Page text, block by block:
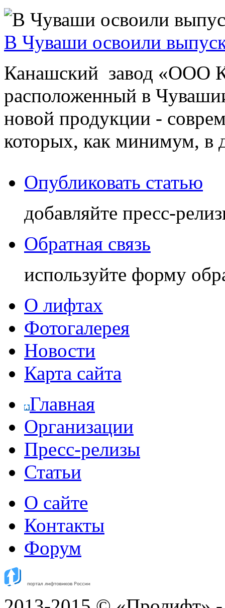
В Чуваши освоили
Канашский завод
расположенный в
новой продукции -
которых, как минимум, в
Опубликовать статью
добавляйте пресс-
Обратная связь
используйте форму
О лифтах
Фотогалерея
Новости
Карта сайта
Главная
Организации
Пресс-релизы
Статьи
О сайте
Контакты
Форум